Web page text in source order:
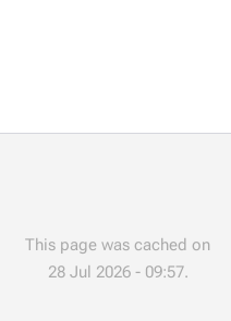
This page was cached on
28 Jul 2026 - 09:57.